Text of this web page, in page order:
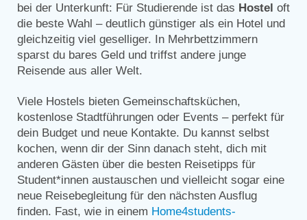
bei der Unterkunft: Für Studierende ist das Hostel oft
die beste Wahl – deutlich günstiger als ein Hotel und
gleichzeitig viel geselliger. In Mehrbettzimmern
sparst du bares Geld und triffst andere junge
Reisende aus aller Welt.
Viele Hostels bieten Gemeinschaftsküchen,
kostenlose Stadtführungen oder Events – perfekt für
dein Budget und neue Kontakte. Du kannst selbst
kochen, wenn dir der Sinn danach steht, dich mit
anderen Gästen über die besten Reisetipps für
Student*innen austauschen und vielleicht sogar eine
neue Reisebegleitung für den nächsten Ausflug
finden. Fast, wie in einem Home4students-